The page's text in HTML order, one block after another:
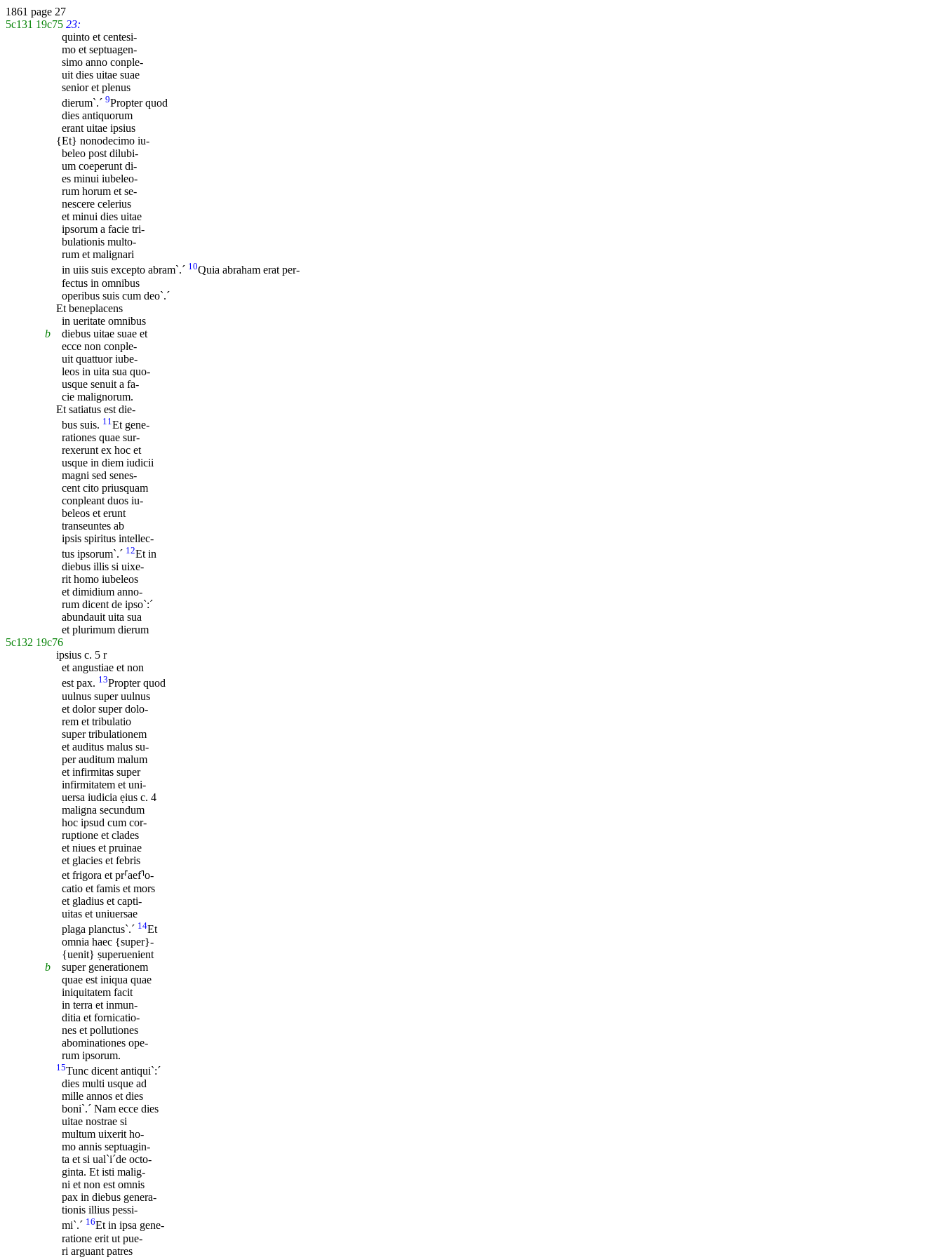
1861 page 27
5c131 19c75 23:
quinto et centesi-
mo et septuagen-
simo anno conple-
uit dies uitae suae
senior et plenus
dierum`.´ 9Propter quod
dies antiquorum
erant uitae ipsius
{Et} nonodecimo iu-
beleo post dilubi-
um coeperunt di-
es minui iubeleo-
rum horum et se-
nescere celerius
et minui dies uitae
ipsorum a facie tri-
bulationis multo-
rum et malignari
in uiis suis excepto abram`.´ 10Quia abraham erat per-
fectus in omnibus
operibus suis cum deo`.´
Et beneplacens
in ueritate omnibus
b
diebus uitae suae et
ecce non conple-
uit quattuor iube-
leos in uita sua quo-
usque senuit a fa-
cie malignorum.
Et satiatus est die-
bus suis. 11 Et gene-
rationes quae sur-
rexerunt ex hoc et
usque in diem iudicii
magni sed senes-
cent cito priusquam
conpleant duos iu-
beleos et erunt
transeuntes ab
ipsis spiritus intellec-
tus ipsorum`.´ 12‎Et in
diebus illis si uixe-
rit homo iubeleos
et dimidium anno-
rum dicent de ipso`:´
abundauit uita sua
et plurimum dierum
5c132 19c76
ipsius c. 5 r
et angustiae et non
est pax. 13Propter quod
uulnus super uulnus
et dolor super dolo-
rem et tribulatio
super tribulationem
et auditus malus su-
per auditum malum
et infirmitas super
infirmitatem et uni-
uersa iudicia ẹius c. 4
maligna secundum
hoc ipsud cum cor-
ruptione et clades
et niues et pruinae
et glacies et febris
et frigora et pr⸢aef⸣o-
catio et famis et mors
et gladius et capti-
uitas et uniuersae
plaga planctus`.´ 14‎Et
omnia haec {super}-
{uenit} ṣuperuenient
b
super generationem
quae est iniqua quae
iniquitatem facit
in terra et inmun-
ditia et fornicatio-
nes et pollutiones
abominationes ope-
rum ipsorum.
15Tunc dicent antiqui`:´
dies multi usque ad
mille annos et dies
boni`.´ Nam ecce dies
uitae nostrae si
multum uixerit ho-
mo annis septuagin-
ta et si ual`i´de octo-
ginta. Et isti malig-
ni et non est omnis
pax in diebus genera-
tionis illius pessi-
mi`.´ 16‎Et in ipsa gene-
ratione erit ut pue-
ri arguant patres